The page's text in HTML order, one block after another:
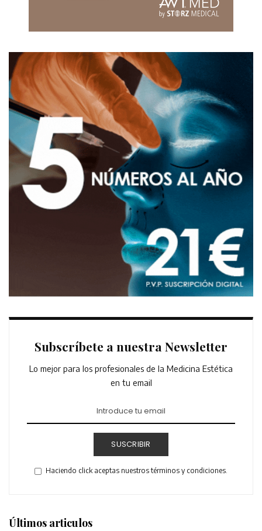
Subscríbete a nuestra Newsletter
Lo mejor para los profesionales de la Medicina Estética
en tu email
SUSCRIBIR
Haciendo click aceptas nuestros términos y condiciones.
Últimos articulos